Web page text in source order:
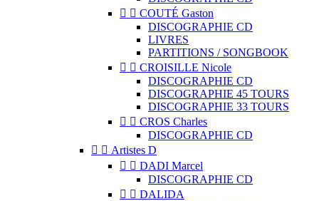
  COUTÉ Gaston
DISCOGRAPHIE CD
LIVRES
PARTITIONS / SONGBOOK
  CROISILLE Nicole
DISCOGRAPHIE CD
DISCOGRAPHIE 45 TOURS
DISCOGRAPHIE 33 TOURS
  CROS Charles
DISCOGRAPHIE CD
  Artistes D
  DADI Marcel
DISCOGRAPHIE CD
  DALIDA